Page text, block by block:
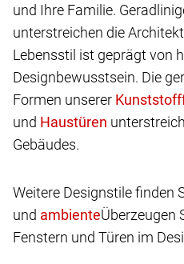
und Ihre Familie.
unterstreichen die
Lebensstil ist geprägt von
Designbewusstsein. Die
Formen unserer
und
Gebäudes.
Weitere Designstile finden
und
Überzeugen
Fenstern und Türen im